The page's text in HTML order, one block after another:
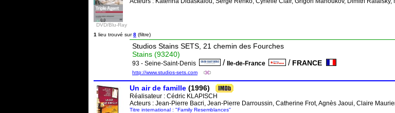
DVD/Blu-Ray
1 lieu trouvé sur8 (filtre)
Studios Stains SETS, 21 chemin des Fourches
Stains (93240)
93 - Seine-Saint-Denis / Ile-de-France / FRANCE
http://www.studios-sets.com
Un air de famille (1996)
Réalisateur : Cédric KLAPISCH
Acteurs : Jean-Pierre Bacri, Jean-Pierre Darroussin, Catherine Frot, Agnès Jaoui, Claire
Titre international : "Family Resemblances"